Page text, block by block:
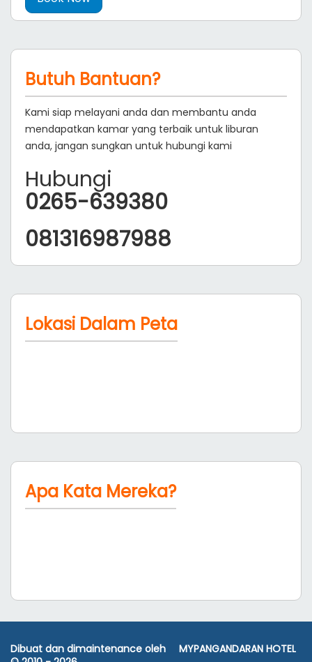
Butuh Bantuan?
Kami siap melayani anda dan membantu anda
mendapatkan kamar yang terbaik untuk liburan
anda, jangan sungkan untuk hubungi kami
Hubungi
0265-639380
081316987988
Lokasi Dalam Peta
Apa Kata Mereka?
Dibuat dan dimaintenance oleh
MYPANGANDARAN HOTEL